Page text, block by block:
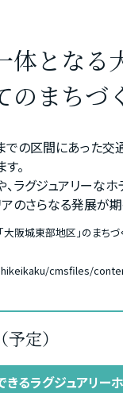
体となる
まちづ
の区間にあった
。
ラグジュアリーな
のさらなる発展が
城東部地区」のまちづ
cmsfiles/
定）
るラグジュアリー